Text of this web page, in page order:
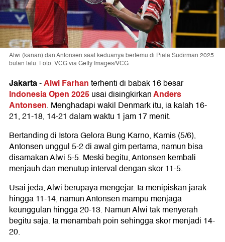
Alwi (kanan) dan Antonsen saat keduanya bertemu di Piala Sudirman 2025
bulan lalu. Foto: VCG via Getty Images/VCG
Jakarta-Alwi Farhanterhenti di babak 16 besar
Indonesia Open 2025usai disingkirkanAnders
Antonsen. Menghadapi wakil Denmark itu, ia kalah 16-
21, 21-18, 14-21 dalam waktu 1 jam 17 menit.
Bertanding di Istora Gelora Bung Karno, Kamis (5/6),
Antonsen unggul 5-2 di awal gim pertama, namun bisa
disamakan Alwi 5-5. Meski begitu, Antonsen kembali
menjauh dan menutup interval dengan skor 11-5.
Usai jeda, Alwi berupaya mengejar. Ia menipiskan jarak
hingga 11-14, namun Antonsen mampu menjaga
keunggulan hingga 20-13. Namun Alwi tak menyerah
begitu saja. Ia menambah poin sehingga skor menjadi 14-
20.